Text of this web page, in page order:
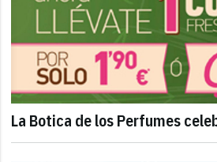
La Botica de los Perfumes